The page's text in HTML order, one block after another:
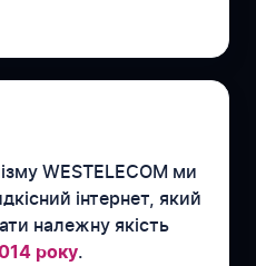
WESTELECOM ми
інтернет, який
належну якість
року.